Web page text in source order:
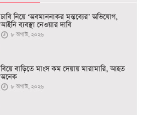
ঢাবি নিয়ে ‘অবমাননাকর মন্তব্যের’ অভিযোগ,
আইনি ব্যবস্থা নেওয়ার দাবি
৮ অগাস্ট, ২০২৬
বিয়ে বাড়িতে মাংস কম দেয়ায় মারামারি, আহত
অনেক
৮ অগাস্ট, ২০২৬